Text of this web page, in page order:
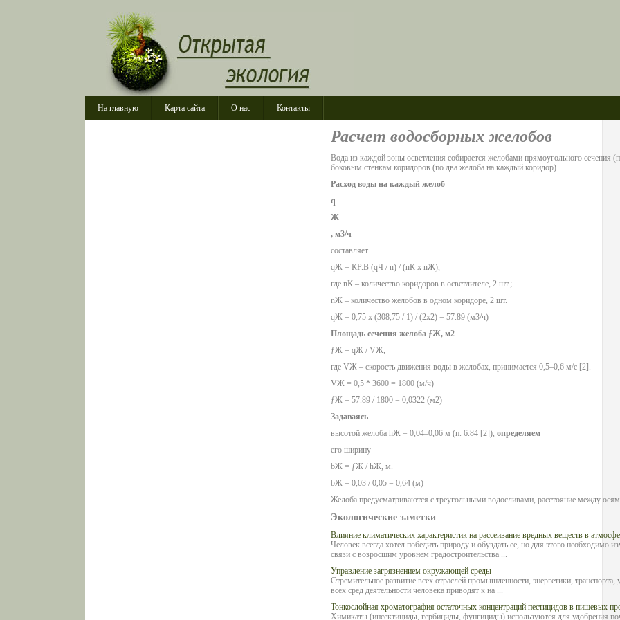
На главную Карта сайта О нас Контакты
Расчет водосборных желобов
Вода из каждой зоны осветления собирается желобами прямоугольного
боковым стенкам коридоров (по два желоба на каждый коридор).
Расход воды на каждый желоб
q
Ж
, м3/ч
составляет
qЖ = КР.В (qЧ / n) / (nК х nЖ),
где nК – количество коридоров в осветлителе, 2 шт.;
nЖ – количество желобов в одном коридоре, 2 шт.
qЖ = 0,75 х (308,75 / 1) / (2х2) = 57.89 (м3/ч)
Площадь сечения желоба ƒЖ, м2
ƒЖ = qЖ / VЖ,
где VЖ – скорость движения воды в желобах, принимается 0,5–0,6 м/с [2].
VЖ = 0,5 * 3600 = 1800 (м/ч)
ƒЖ = 57.89 / 1800 = 0,0322 (м2)
Задаваясь
высотой желоба hЖ = 0,04–0,06 м (п. 6.84 [2]), определяем
его ширину
bЖ = ƒЖ / hЖ, м.
bЖ = 0,03 / 0,05 = 0,64 (м)
Желоба предусматриваются с треугольными водосливами, расстояние между
Экологические заметки
Влияние климатических характеристик на рассеивание вредных веществ в
Человек всегда хотел победить природу и обуздать ее, но для этого необходимо
связи с возросшим уровнем градостроительства ...
Управление загрязнением окружающей среды
Стремительное развитие всех отраслей промышленности, энергетики,
всех сред деятельности человека приводят к на ...
Тонкослойная хроматография остаточных концентраций пестицидов в пищевых
Химикаты (инсектициды, гербициды, фунгициды) используются для удобрения